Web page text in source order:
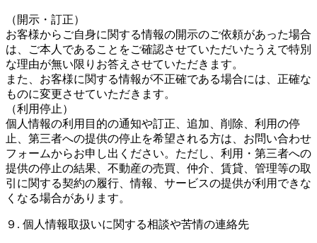
（開示・訂正）
お客様からご自身に関する情報の開示のご依頼があった場合
は、ご本人であることをご確認させていただいたうえで特別
な理由が無い限りお答えさせていただきます。
また、お客様に関する情報が不正確である場合には、正確な
ものに変更させていただきます。
（利用停止）
個人情報の利用目的の通知や訂正、追加、削除、利用の停
止、第三者への提供の停止を希望される方は、お問い合わせ
フォームからお申し出ください。ただし、利用・第三者への
提供の停止の結果、不動産の売買、仲介、賃貸、管理等の取
引に関する契約の履行、情報、サービスの提供が利用できな
くなる場合があります。
９. 個人情報取扱いに関する相談や苦情の連絡先